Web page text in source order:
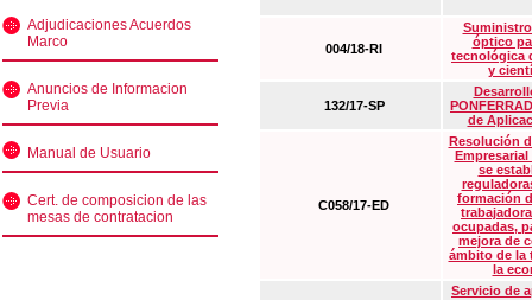
Adjudicaciones Acuerdos
Marco
Anuncios de Informacion
Previa
Manual de Usuario
Cert. de composicion de las
mesas de contratacion
004/18-RI
óptico
tecnológica
y
132/17-SP
de
C058/17-ED
Resolución
Empresarial
se
formación
ocupadas,
mejora de
ámbito de la
la
Servicio de